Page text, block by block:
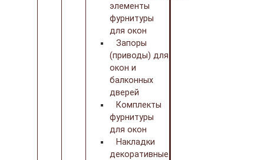
элементы
фурнитуры
для окон
Запоры
(приводы) для
окон и
балконных
дверей
Комплекты
фурнитуры
для окон
Накладки
декоративные